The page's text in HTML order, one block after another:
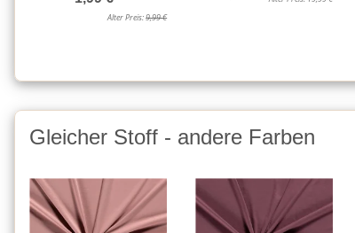
Alter Preis:9,99 €
Gleicher Stoff - andere Farben